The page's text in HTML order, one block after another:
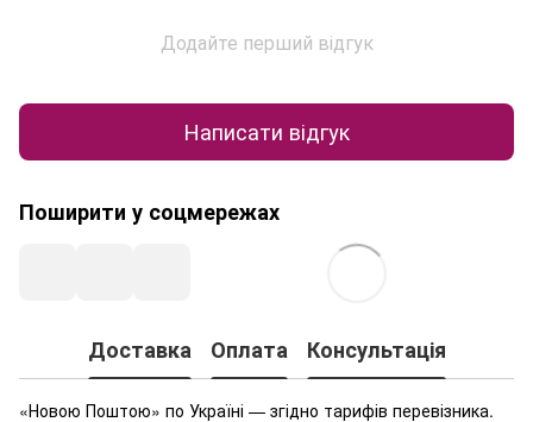
Додайте перший відгук
Написати відгук
Поширити у соцмережах
Доставка Оплата Консультація
«Новою Поштою» по Україні — згідно тарифів перевізника.